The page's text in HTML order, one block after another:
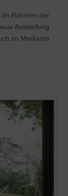
im Rahmen der
Ausstellung
im Markanto